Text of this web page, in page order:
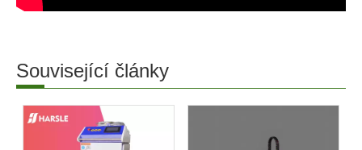
Související články